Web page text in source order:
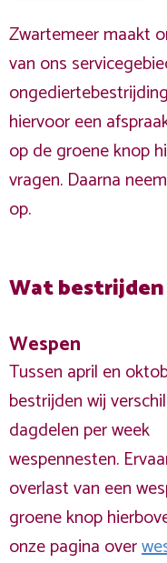
Zwartemeer maakt
van ons
hiervoor een
op de groene knop
vragen. Daarna
op.
Wat
Wespen
Tussen april en
bestrijden wij
dagdelen per week
wespennesten.
overlast van een
groene knop
onze pagina over